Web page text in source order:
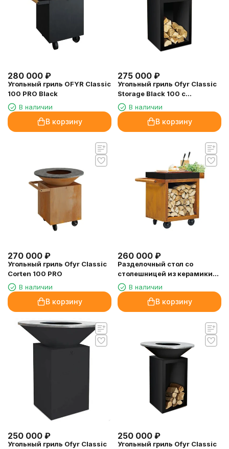
280 000 ₽
Угольный гриль OFYR Classic
100 PRO Black
В наличии
В корзину
275 000 ₽
Угольный гриль Ofyr Classic
Storage Black 100 с
поленницей
В наличии
В корзину
270 000 ₽
Угольный гриль Ofyr Classic
Corten 100 PRO
В наличии
В корзину
260 000 ₽
Разделочный стол со
столешницей из керамики
OFYRВ наличии
В корзину
250 000 ₽
Угольный гриль Ofyr Classic
250 000 ₽
Угольный гриль Ofyr Classic